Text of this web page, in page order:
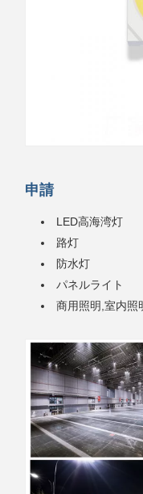
申請
LED高海湾灯
路灯
防水灯
パネルライト
商用照明,室内照